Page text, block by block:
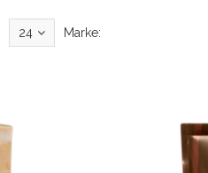
24
Marke: